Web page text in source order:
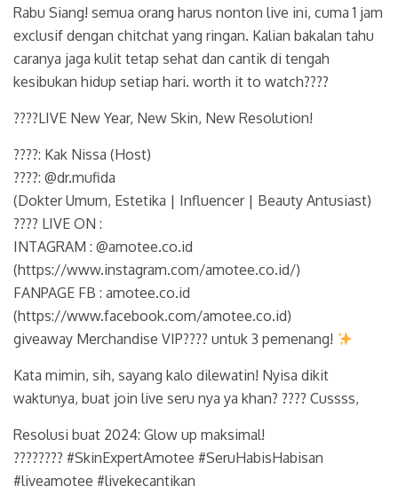
Rabu Siang! semua orang harus nonton live ini, cuma 1 jam
exclusif dengan chitchat yang ringan. Kalian bakalan tahu
caranya jaga kulit tetap sehat dan cantik di tengah
kesibukan hidup setiap hari. worth it to watch????
????LIVE New Year, New Skin, New Resolution!
????️: Kak Nissa (Host)
????️: @dr.mufida
(Dokter Umum, Estetika | Influencer | Beauty Antusiast)
???? LIVE ON :
INTAGRAM : @amotee.co.id
(https://www.instagram.com/amotee.co.id/)
FANPAGE FB : amotee.co.id
(https://www.facebook.com/amotee.co.id)
giveaway Merchandise VIP???? untuk 3 pemenang!
Kata mimin, sih, sayang kalo dilewatin! Nyisa dikit
waktunya, buat join live seru nya ya khan? ???? Cussss,
Resolusi buat 2024: Glow up maksimal!
???????? #SkinExpertAmotee #SeruHabisHabisan
#liveamotee #livekecantikan